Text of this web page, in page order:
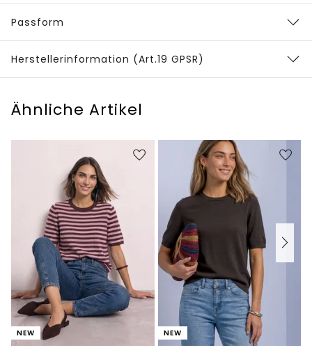
Passform
Herstellerinformation (Art.19 GPSR)
Ähnliche Artikel
NEW NEW